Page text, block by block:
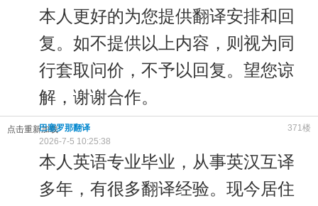
本人更好的为您提供翻译安排和回
复。如不提供以上内容，则视为同
行套取问价，不予以回复。望您谅
解，谢谢合作。
点击重新加载 371楼
巴塞罗那翻译
2026-7-5 10:25:38
本人英语专业毕业，从事英汉互译
多年，有很多翻译经验。现今居住